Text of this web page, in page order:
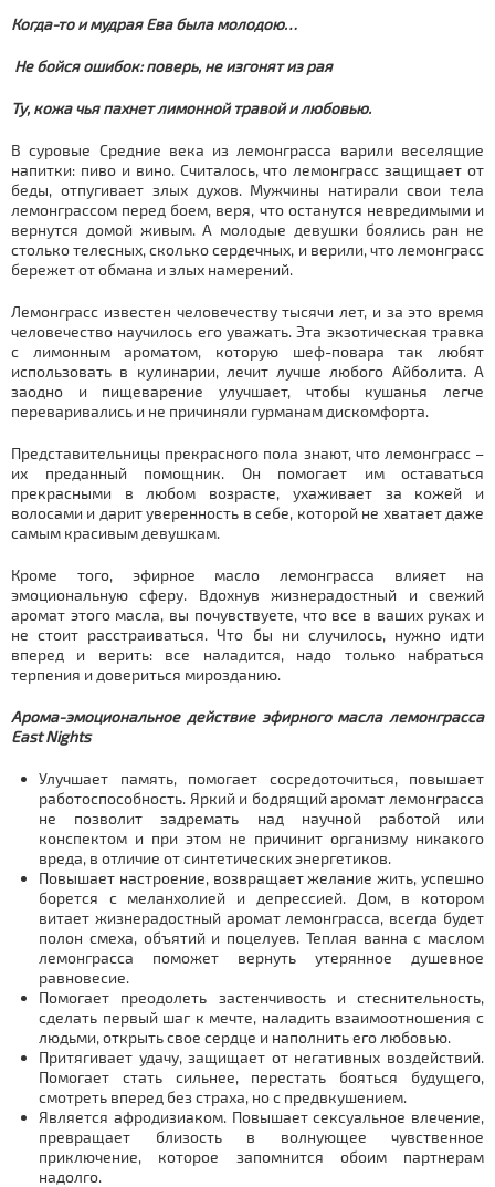
Когда-то и мудрая Ева была молодою…
Не бойся ошибок: поверь, не изгонят из рая
Ту, кожа чья пахнет лимонной травой и любовью.
В суровые Средние века из лемонграсса варили веселящие
напитки: пиво и вино. Считалось, что лемонграсс защищает от
беды, отпугивает злых духов. Мужчины натирали свои тела
лемонграссом перед боем, веря, что останутся невредимыми и
вернутся домой живым. А молодые девушки боялись ран не
столько телесных, сколько сердечных, и верили, что лемонграсс
бережет от обмана и злых намерений.
Лемонграсс известен человечеству тысячи лет, и за это время
человечество научилось его уважать. Эта экзотическая травка
с лимонным ароматом, которую шеф-повара так любят
использовать в кулинарии, лечит лучше любого Айболита. А
заодно и пищеварение улучшает, чтобы кушанья легче
переваривались и не причиняли гурманам дискомфорта.
Представительницы прекрасного пола знают, что лемонграсс –
их преданный помощник. Он помогает им оставаться
прекрасными в любом возрасте, ухаживает за кожей и
волосами и дарит уверенность в себе, которой не хватает даже
самым красивым девушкам.
Кроме того, эфирное масло лемонграсса влияет на
эмоциональную сферу. Вдохнув жизнерадостный и свежий
аромат этого масла, вы почувствуете, что все в ваших руках и
не стоит расстраиваться. Что бы ни случилось, нужно идти
вперед и верить: все наладится, надо только набраться
терпения и довериться мирозданию.
Арома-эмоциональное действие эфирного масла лемонграсса
East Nights
Улучшает память, помогает сосредоточиться, повышает
работоспособность. Яркий и бодрящий аромат лемонграсса
не позволит задремать над научной работой или
конспектом и при этом не причинит организму никакого
вреда, в отличие от синтетических энергетиков.
Повышает настроение, возвращает желание жить, успешно
борется с меланхолией и депрессией. Дом, в котором
витает жизнерадостный аромат лемонграсса, всегда будет
полон смеха, объятий и поцелуев. Теплая ванна с маслом
лемонграсса поможет вернуть утерянное душевное
равновесие.
Помогает преодолеть застенчивость и стеснительность,
сделать первый шаг к мечте, наладить взаимоотношения с
людьми, открыть свое сердце и наполнить его любовью.
Притягивает удачу, защищает от негативных воздействий.
Помогает стать сильнее, перестать бояться будущего,
смотреть вперед без страха, но с предвкушением.
Является афродизиаком. Повышает сексуальное влечение,
превращает близость в волнующее чувственное
приключение, которое запомнится обоим партнерам
надолго.